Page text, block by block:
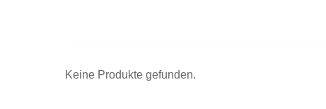
Keine Produkte gefunden.